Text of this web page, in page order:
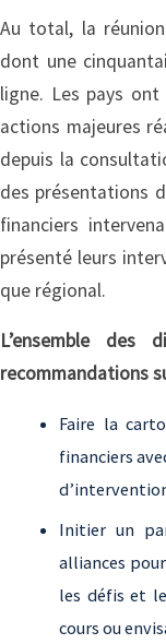
Au total, la
dont une
ligne. Les pays
actions majeures
depuis la
des présentations
financiers
présenté leurs
que régional.
L’ensemble
recommandations
Faire la
financiers
Initier un
alliances
les défis et
cours ou